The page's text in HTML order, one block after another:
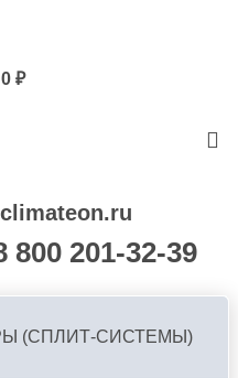
0 ₽
800 201-32-39
(СПЛИТ-СИСТЕМЫ)